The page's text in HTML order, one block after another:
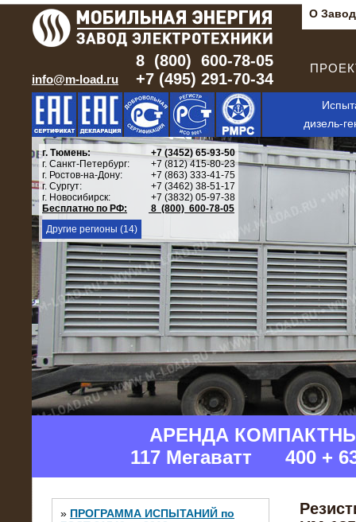
О
info@m-load.ru
8 (800) 600-78-05
+7 (495) 291-70-34
дизель-
г. Тюмень:
+7 (3452) 65-93-50
г. Санкт-Петербург:
+7 (812) 415-80-23
г. Ростов-на-Дону:
+7 (863) 333-41-75
г. Сургут:
+7 (3462) 38-51-17
г. Новосибирск:
+7 (3832) 05-97-38
Бесплатно по РФ:
8 (800) 600-78-05
Другие регионы (14)
АРЕНДА
117 Мегаватт 400 +
» ПРОГРАММА ИСПЫТАНИЙ по